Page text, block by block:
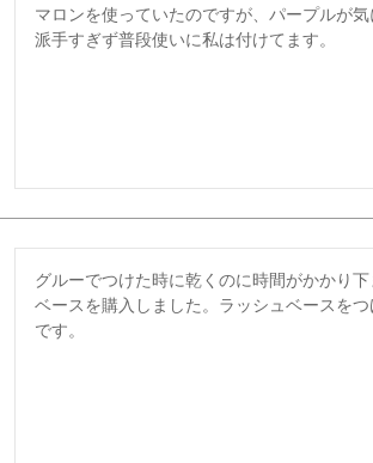
マロンを使っていたのですが、パープルが
派手すぎず普段使いに私は付けてます。
グルーでつけた時に乾くのに時間がかかり
ベースを購入しました。ラッシュベースを
です。